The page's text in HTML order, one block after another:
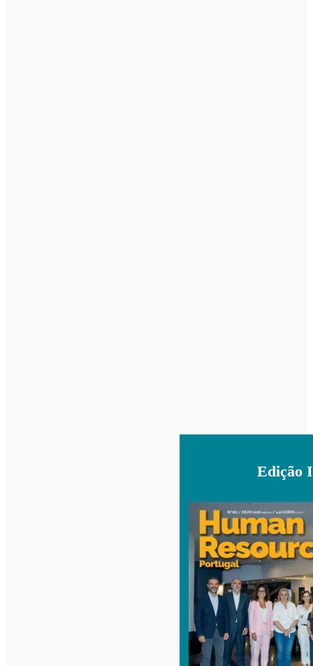
Edição